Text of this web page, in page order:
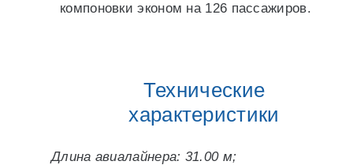
компоновки эконом на 126 пассажиров.
Технические
характеристики
Длина авиалайнера: 31.00 м;